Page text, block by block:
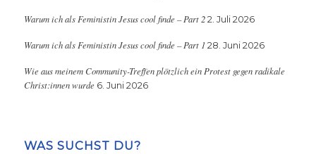
Warum ich als Feministin Jesus cool finde – Part 2 2. Juli 2026
Warum ich als Feministin Jesus cool finde – Part 1 28. Juni 2026
Wie aus meinem Community-Treffen plötzlich ein Protest gegen radikale
Christ:innen wurde 6. Juni 2026
WAS SUCHST DU?